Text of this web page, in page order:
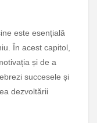
este esențială
În acest capitol,
și de a
succesele și
dezvoltării